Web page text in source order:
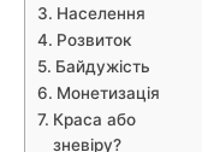
Населення
Розвиток
Байдужість
Монетизація
Краса або
зневіру?